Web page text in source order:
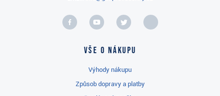
Vše o nákupu
Výhody nákupu
Způsob dopravy a platby